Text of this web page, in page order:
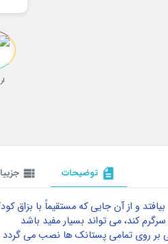
description توضیحات view_list
و از آن جایی که مستقیماً با بزاق
کند، می تواند بسیار مفید باشد
بر روی تمامی پستانک ها نصب می